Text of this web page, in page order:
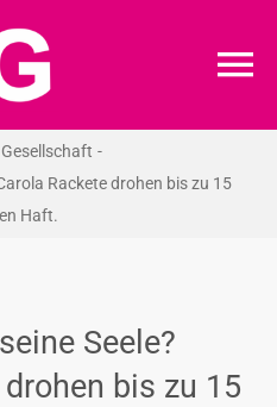
Gesellschaft
Rackete drohen bis zu 15
Haft.
Seele?
bis zu 15